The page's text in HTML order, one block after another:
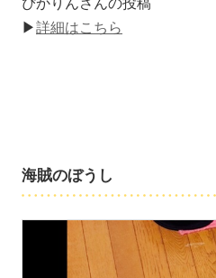
▶詳細はこちら
海賊のぼうし